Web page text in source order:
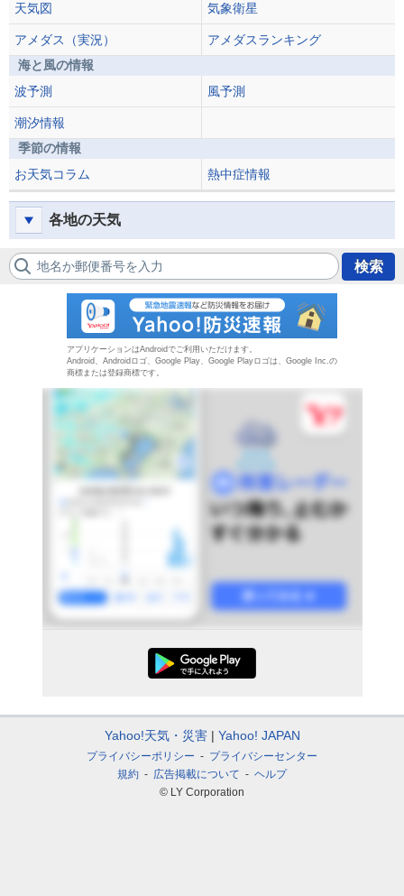
天気図
気象衛星
アメダス（実況）
アメダスランキング
海と風の情報
波予測
風予測
潮汐情報
季節の情報
お天気コラム
熱中症情報
各地の天気
地名か郵便番号を入力 検索
アプリケーションはAndroidでご利用いただけます。
Android、Androidロゴ、Google Play、Google Playロゴは、Google Inc.の
商標または登録商標です。
Yahoo!天気・災害 Yahoo! JAPAN
プライバシーポリシー
プライバシーセンター
規約
広告掲載について
ヘルプ
© LY Corporation